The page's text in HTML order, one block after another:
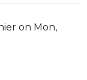
on Mon,